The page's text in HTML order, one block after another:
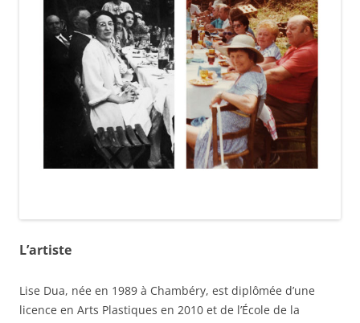
L’artiste
Lise Dua, née en 1989 à Chambéry, est diplômée d’une
licence en Arts Plastiques en 2010 et de l’École de la